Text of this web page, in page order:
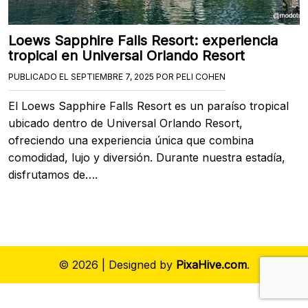
Loews Sapphire Falls Resort: experiencia
tropical en Universal Orlando Resort
PUBLICADO EL SEPTIEMBRE 7, 2025 POR PELI COHEN
El Loews Sapphire Falls Resort es un paraíso tropical
ubicado dentro de Universal Orlando Resort,
ofreciendo una experiencia única que combina
comodidad, lujo y diversión. Durante nuestra estadía,
disfrutamos de….
© 2026 Designed by PixaHive.com.